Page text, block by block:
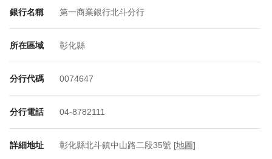
銀行名稱 第一商業銀行北斗分行
所在區域 彰化縣
分行代碼 0074647
分行電話 04-8782111
詳細地址 彰化縣北斗鎮中山路二段35號 [地圖]